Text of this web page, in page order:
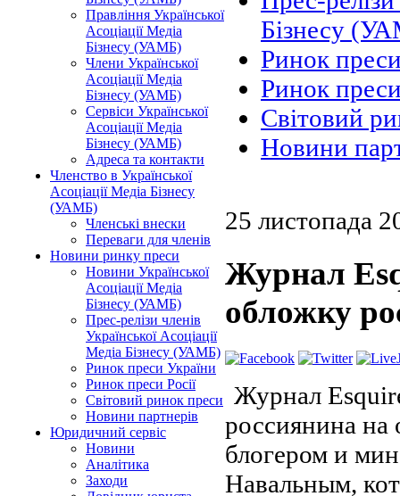
Правління Української
Асоціації Медіа
Бізнесу (УАМБ)
Члени Української
Асоціації Медіа
Бізнесу (УАМБ)
Сервіси Української
Асоціації Медіа
Бізнесу (УАМБ)
Адреса та контакти
Членство в Української
Асоціації Медіа Бізнесу
(УАМБ)
Членські внески
Переваги для членів
Новини ринку преси
Новини Української
Асоціації Медіа
Бізнесу (УАМБ)
Прес-релізи членів
Української Асоціації
Медіа Бізнесу (УАМБ)
Ринок преси України
Ринок преси Росії
Світовий ринок преси
Новини партнерів
Юридичний сервіс
Новини
Аналітика
Заходи
Бізнесу
Ринок
Ринок преси
Світовий
Новини
25 листопада
Журнал
обложку
Журнал
россиянина на
блогером и
Навальным,